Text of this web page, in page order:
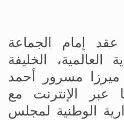
6/11/2021، عقد إمام الجماعة
العالمية، الخليفة
مسرور أحمد
عبر الإنترنت مع
الوطنية لمجلس